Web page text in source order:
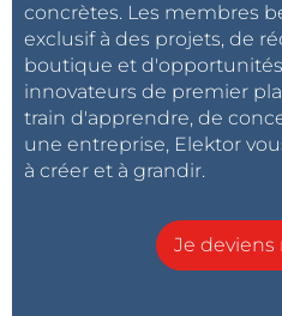
concrètes. Les membres
exclusif à des projets, de
boutique et
innovateurs de premier
train d'apprendre, de
une entreprise, Elektor
à créer et à grandir.
Je